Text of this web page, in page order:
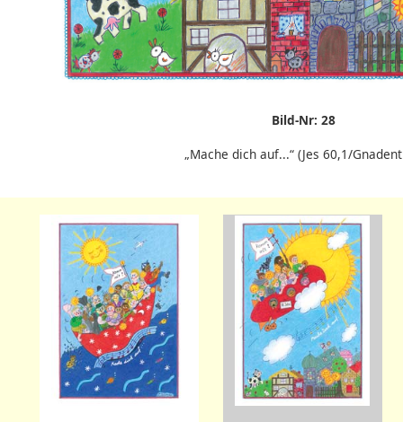
Bild-Nr: 28
„Mache dich auf...“ (Jes 60,1/